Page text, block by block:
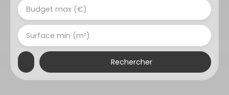
Budget max (€)
Surface min (m²)
Rechercher